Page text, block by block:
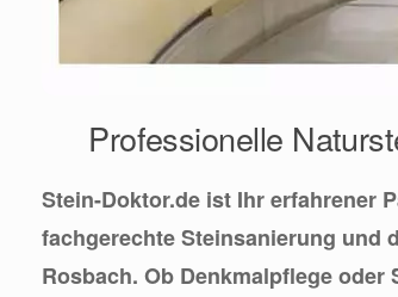
Professionelle
Stein-Doktor.de ist Ihr erfahrener
fachgerechte Steinsanierung und
Rosbach. Ob Denkmalpflege